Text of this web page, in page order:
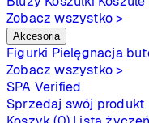
Zobacz wszystko >
Akcesoria
Figurki Pielęgnacja
Zobacz wszystko >
SPA Verified
Sprzedaj swój produkt